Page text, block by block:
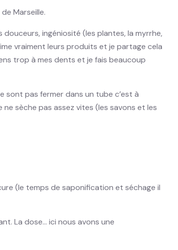
Marseille.
douceurs, ingéniosité (les plantes, la myrrhe,
vraiment leurs produits et je partage cela
trop à mes dents et je fais beaucoup
sont pas fermer dans un tube c’est à
sèche pas assez vites (les savons et les
(le temps de saponification et séchage il
La dose… ici nous avons une